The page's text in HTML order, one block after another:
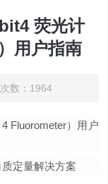
荧光计
用户指南
数：1964
Fluorometer）用户
定量解决方案